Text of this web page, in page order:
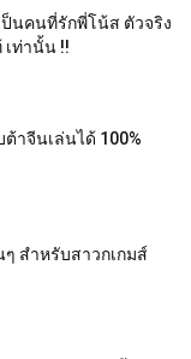
นคนที่รักพี่โน้ส ตัวจริง
ท่านั้น !!
าจีนเล่นได้ 100%
สำหรับสาวกเกมส์